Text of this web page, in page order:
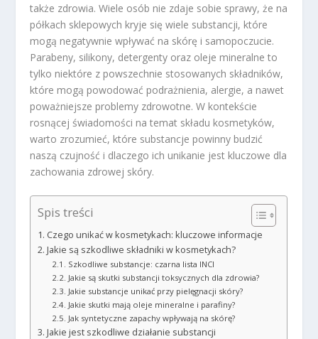
także zdrowia. Wiele osób nie zdaje sobie sprawy, że na
półkach sklepowych kryje się wiele substancji, które
mogą negatywnie wpływać na skórę i samopoczucie.
Parabeny, silikony, detergenty oraz oleje mineralne to
tylko niektóre z powszechnie stosowanych składników,
które mogą powodować podrażnienia, alergie, a nawet
poważniejsze problemy zdrowotne. W kontekście
rosnącej świadomości na temat składu kosmetyków,
warto zrozumieć, które substancje powinny budzić
naszą czujność i dlaczego ich unikanie jest kluczowe dla
zachowania zdrowej skóry.
Spis treści
Czego unikać w kosmetykach: kluczowe informacje
Jakie są szkodliwe składniki w kosmetykach?
Szkodliwe substancje: czarna lista INCI
Jakie są skutki substancji toksycznych dla zdrowia?
Jakie substancje unikać przy pielęgnacji skóry?
Jakie skutki mają oleje mineralne i parafiny?
Jak syntetyczne zapachy wpływają na skórę?
Jakie jest szkodliwe działanie substancji